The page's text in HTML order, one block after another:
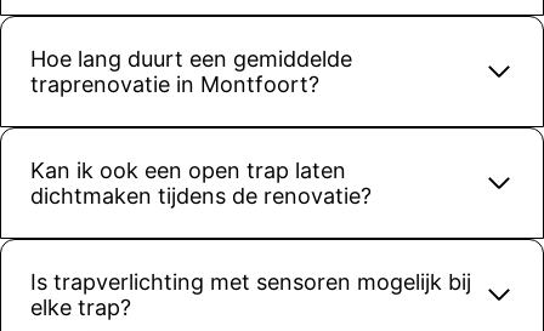
zoals we
hadden
gehoopt.
een
betrouw
baar
bedrijf
met
Hoe lang duurt een gemiddelde
traprenovatie in Montfoort?
Kan ik ook een open trap laten
dichtmaken tijdens de renovatie?
Is trapverlichting met sensoren mogelijk bij
elke trap?